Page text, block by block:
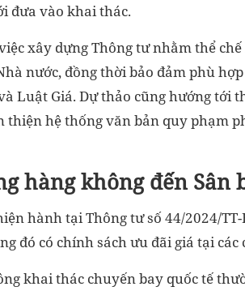
đưa vào khai thác.
xây dựng Thông tư nhằm thể
nước, đồng thời bảo đảm phù
Luật Giá. Dự thảo cũng hướng tới
hệ thống văn bản quy phạm
hàng không đến Sân
hành tại Thông tư số 44/2024/
đó có chính sách ưu đãi giá tại các
khai thác chuyến bay quốc tế